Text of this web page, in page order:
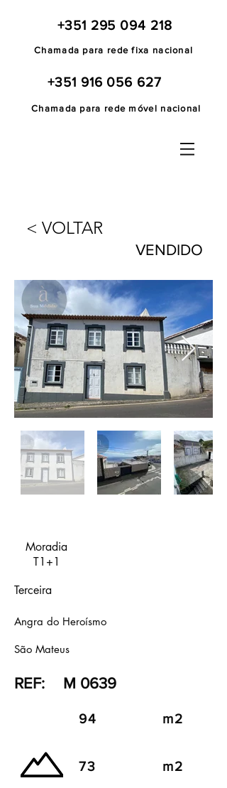
+351 295 094 218
Chamada para rede fixa nacional
+351 916 056 627
Chamada para rede móvel nacional
< VOLTAR
VENDIDO
Moradia
T1+1
Terceira
Angra do Heroísmo
São Mateus
REF: M 0639
94 m2
73 m2